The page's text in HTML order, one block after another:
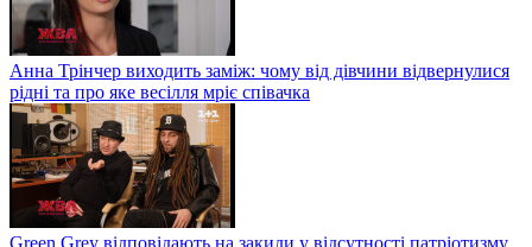
Анна Трінчер виходить заміж: чому від дівчини відвернулися
рідні та про яке весілля мріє співачка
Green Grey відповідають на закиди у відсутності патріотизму